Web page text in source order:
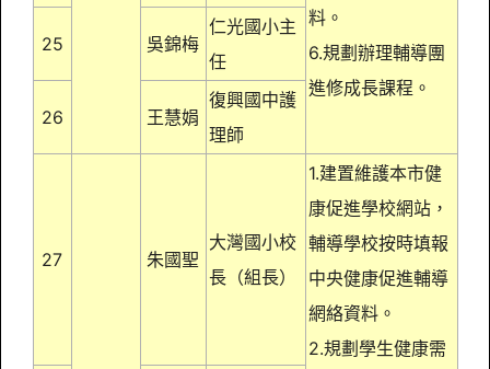
料。
6.規劃辦理輔導團
進修成長課程。
25 吳錦梅
仁光國小主
任
26 王慧娟
復興國中護
理師
27 朱國聖
大灣國小校
長（組長）
1.建置維護本市健
康促進學校網站，
輔導學校按時填報
中央健康促進輔導
網絡資料。
2.規劃學生健康需